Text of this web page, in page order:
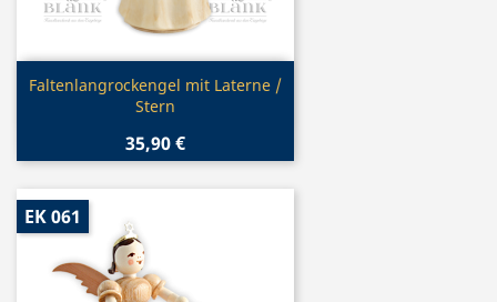
Vorschau
Faltenlangrockengel mit Laterne /
Stern
35,90 €
EK 061